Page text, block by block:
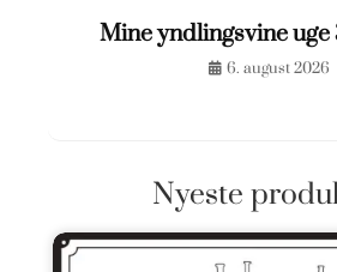
Mine yndlingsvine uge
6. august 2026
Nyeste